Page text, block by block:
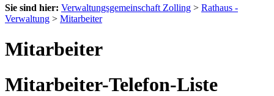
Sie sind hier: Verwaltungsgemeinschaft Zolling > Rathaus -
Verwaltung > Mitarbeiter
Mitarbeiter
Mitarbeiter-Telefon-Liste